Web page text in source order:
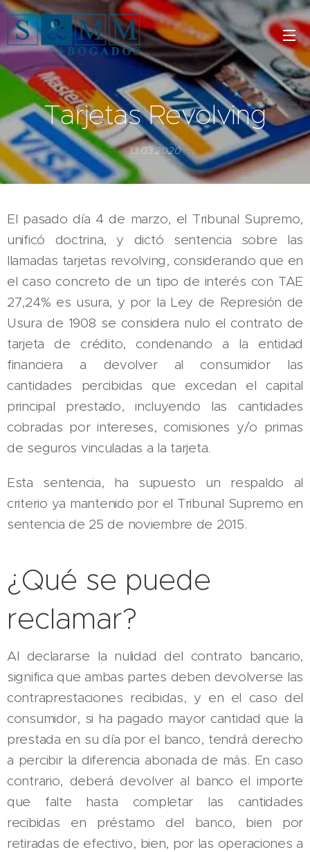
Tarjetas Revolving
13.03.2020
El pasado día 4 de marzo, el Tribunal Supremo,
unificó doctrina, y dictó sentencia sobre las
llamadas tarjetas revolving, considerando que en
el caso concreto de un tipo de interés con TAE
27,24% es usura, y por la Ley de Represión de
Usura de 1908 se considera nulo el contrato de
tarjeta de crédito, condenando a la entidad
financiera a devolver al consumidor las
cantidades percibidas que excedan el capital
principal prestado, incluyendo las cantidades
cobradas por intereses, comisiones y/o primas
de seguros vinculadas a la tarjeta.
Esta sentencia, ha supuesto un respaldo al
criterio ya mantenido por el Tribunal Supremo en
sentencia de 25 de noviembre de 2015.
¿Qué se puede
reclamar?
Al declararse la nulidad del contrato bancario,
significa que ambas partes deben devolverse las
contraprestaciones recibidas, y en el caso del
consumidor, si ha pagado mayor cantidad que la
prestada en su día por el banco, tendrá derecho
a percibir la diferencia abonada de más. En caso
contrario, deberá devolver al banco el importe
que falte hasta completar las cantidades
recibidas en préstamo del banco, bien por
retiradas de efectivo, bien, por las operaciones a